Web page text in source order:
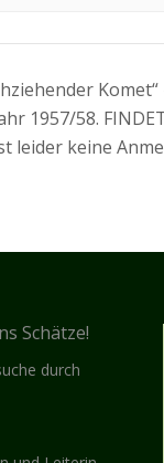
1957/58.
leider keine
Schätze!
durch